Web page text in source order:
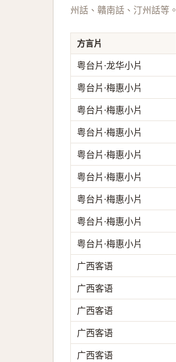
州話、贛南話、汀州話等。
方言片
粤台片·龙华小片
粤台片·梅惠小片
粤台片·梅惠小片
粤台片·梅惠小片
粤台片·梅惠小片
粤台片·梅惠小片
粤台片·梅惠小片
粤台片·梅惠小片
粤台片·梅惠小片
广西客语
广西客语
广西客语
广西客语
广西客语